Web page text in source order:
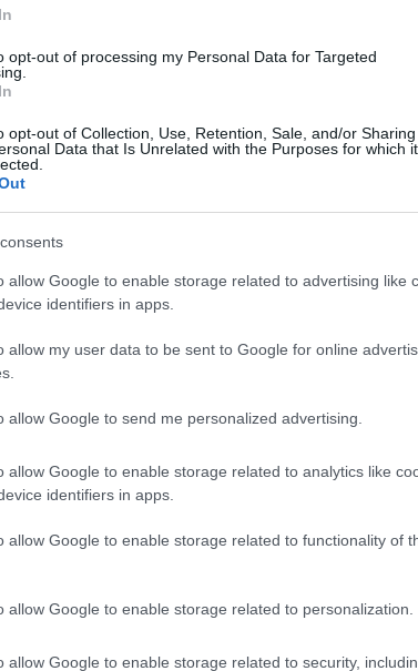
opt-out of processing my Personal Data for Targeted
opt-out of Collection, Use, Retention, Sale, and/or Sharing
Data that Is Unrelated with the Purposes for which it
allow Google to enable storage related to advertising like
identifiers in apps.
allow my user data to be sent to Google for online
allow Google to send me personalized advertising.
allow Google to enable storage related to analytics like
identifiers in apps.
allow Google to enable storage related to functionality of
allow Google to enable storage related to personalization.
allow Google to enable storage related to security,
Regulation, GDPR) soveltaminen on
vastaamaan EU:n päivitettyjä
tai ottaessasi yhteyttä meihin. Kerromme
sekä muut tilanteet, joissa
mukaisesti.
siitä uuden version verkossa.
ehtojen hyväksynnäksi. Kaisa
puitteissa. Tiedot säilytetään
ja bussiyhtiöt) luovutetaan vain kunkin
tarkoituksissa ja Suomen
niiden käyttötarkoitus
itse toimittanut verkkopalvelun tai muun
hoitamiseen ja kehittämiseen sekä yrityksen
eri palveluidemme tiedottamiseen ja
tai
viestejä, voit milloin tahansa ilmoittaa